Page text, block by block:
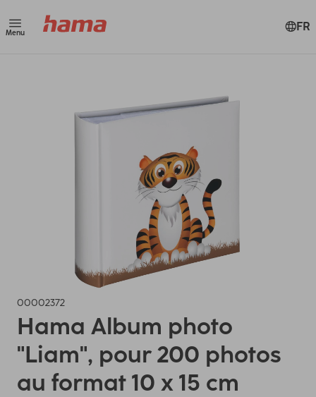
Menu FR
00002372
Hama Album photo
"Liam", pour 200 photos
au format 10 x 15 cm